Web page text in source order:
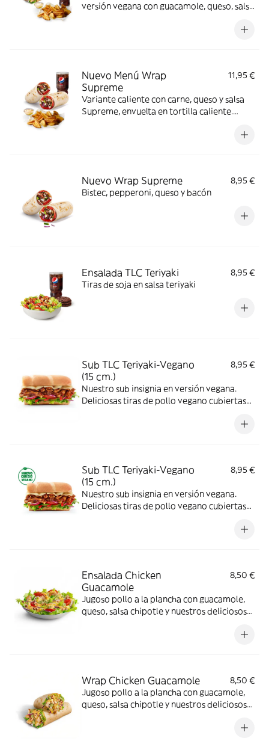
versión vegana con guacamole, queso, salsa
Nuevo Menú Wrap
Supreme
11,95 €
Variante caliente con carne, queso y salsa
Supreme, envuelta en tortilla caliente.
Nuevo Wrap Supreme
8,95 €
Bistec, pepperoni, queso y bacón
Ensalada TLC Teriyaki
8,95 €
Tiras de soja en salsa teriyaki
Sub TLC Teriyaki-Vegano
(15 cm.)
8,95 €
Nuestro sub insignia en versión vegana.
Deliciosas tiras de pollo vegano cubiertas
combinadas con los vegetales que más te
Sub TLC Teriyaki-Vegano
(15 cm.)
8,95 €
Nuestro sub insignia en versión vegana.
Deliciosas tiras de pollo vegano cubiertas
combinadas con los vegetales que más te
Ensalada Chicken
Guacamole
8,50 €
Jugoso pollo a la plancha con guacamole,
queso, salsa chipotle y nuestros deliciosos
Wrap Chicken Guacamole
8,50 €
Jugoso pollo a la plancha con guacamole,
queso, salsa chipotle y nuestros deliciosos